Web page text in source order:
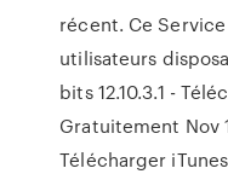
récent. Ce
utilisateurs
bits 12.10.3.1 -
Gratuitement Nov
Télécharger